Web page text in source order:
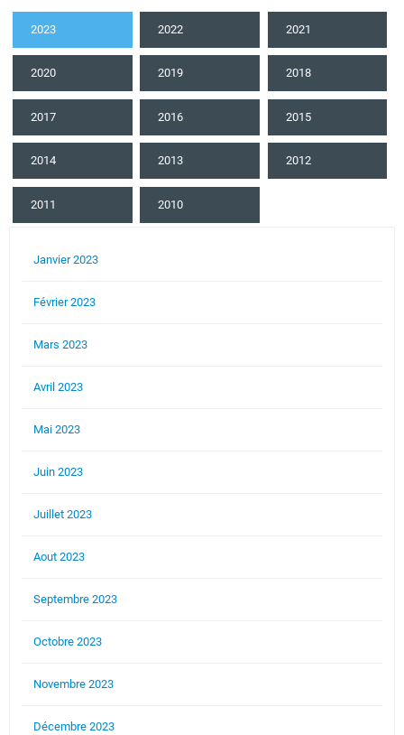
2023 2022 2021
2020 2019 2018
2017 2016 2015
2014 2013 2012
2011 2010
Janvier 2023
Février 2023
Mars 2023
Avril 2023
Mai 2023
Juin 2023
Juillet 2023
Aout 2023
Septembre 2023
Octobre 2023
Novembre 2023
Décembre 2023